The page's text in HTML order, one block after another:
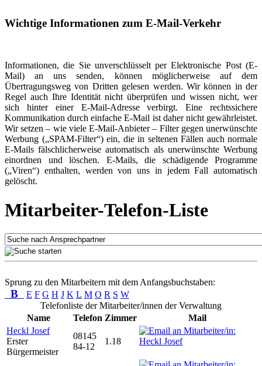
Wichtige Informationen zum E-Mail-Verkehr
Informationen, die Sie unverschlüsselt per Elektronische Post (E-
Mail) an uns senden, können möglicherweise auf dem
Übertragungsweg von Dritten gelesen werden. Wir können in der
Regel auch Ihre Identität nicht überprüfen und wissen nicht, wer
sich hinter einer E-Mail-Adresse verbirgt. Eine rechtssichere
Kommunikation durch einfache E-Mail ist daher nicht gewährleistet.
Wir setzen – wie viele E-Mail-Anbieter – Filter gegen unerwünschte
Werbung („SPAM-Filter“) ein, die in seltenen Fällen auch normale
E-Mails fälschlicherweise automatisch als unerwünschte Werbung
einordnen und löschen. E-Mails, die schädigende Programme
(„Viren“) enthalten, werden von uns in jedem Fall automatisch
gelöscht.
Mitarbeiter-Telefon-Liste
Sprung zu den Mitarbeitern mit dem Anfangsbuchstaben:
B E F G H J K L M O R S W
Telefonliste der Mitarbeiter/innen der Verwaltung
Name
Telefon Zimmer
Mail
Heckl Josef
Erster
Bürgermeister
08145
84-12
1.18